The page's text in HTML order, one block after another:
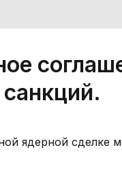
ядерной